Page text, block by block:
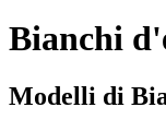
Bianchi
Modelli di